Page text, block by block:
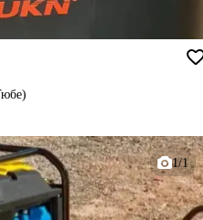
1/1